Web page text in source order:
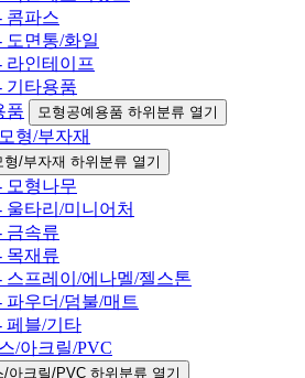
콤파스
도면통/화일
라인테이프
기타용품
품
모형공예용품 하위분류 열기
형/부자재
형/부자재 하위분류 열기
모형나무
울타리/미니어처
금속류
목재류
스프레이/에나멜/젤스톤
파우더/덤불/매트
페블/기타
/아크릴/PVC
/아크릴/PVC 하위분류 열기